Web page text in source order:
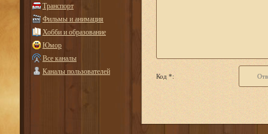
Транспорт
Фильмы и анимация
Хобби и образование
Юмор
Все каналы
Каналы пользователей
Код *: